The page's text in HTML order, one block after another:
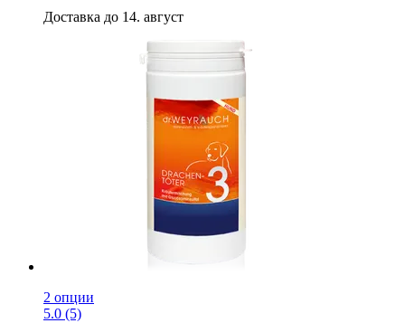
Доставка до 14. август
2 опции
5.0 (5)